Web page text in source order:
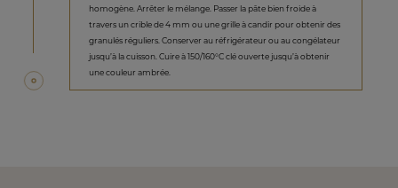
homogène. Arrêter le mélange. Passer la pâte bien froide à
travers un crible de 4 mm ou une grille à candir pour obtenir des
granulés réguliers. Conserver au réfrigérateur ou au congélateur
jusqu’à la cuisson. Cuire à 150/160°C clé ouverte jusqu’à obtenir
une couleur ambrée.